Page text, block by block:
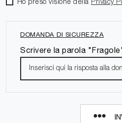
Ho preso visione della Privacy
DOMANDA DI SICUREZZA
Scrivere la parola